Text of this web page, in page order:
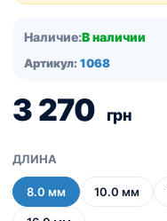
Наличие:В наличии
Артикул: 1068
3 270 грн
ДЛИНА
8.0 мм 10.0 мм